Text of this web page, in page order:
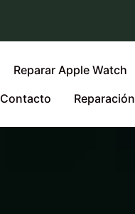
Reparar Apple Watch
Contacto Reparación